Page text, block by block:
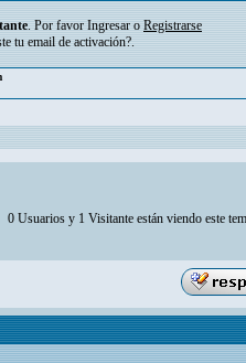
. Por favor Ingresar o Registrarse
tu email de activación?.
0 Usuarios y 1 Visitante están viendo este